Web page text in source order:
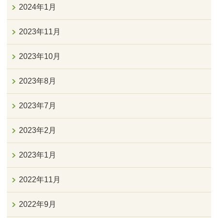
2024年1月
2023年11月
2023年10月
2023年8月
2023年7月
2023年2月
2023年1月
2022年11月
2022年9月